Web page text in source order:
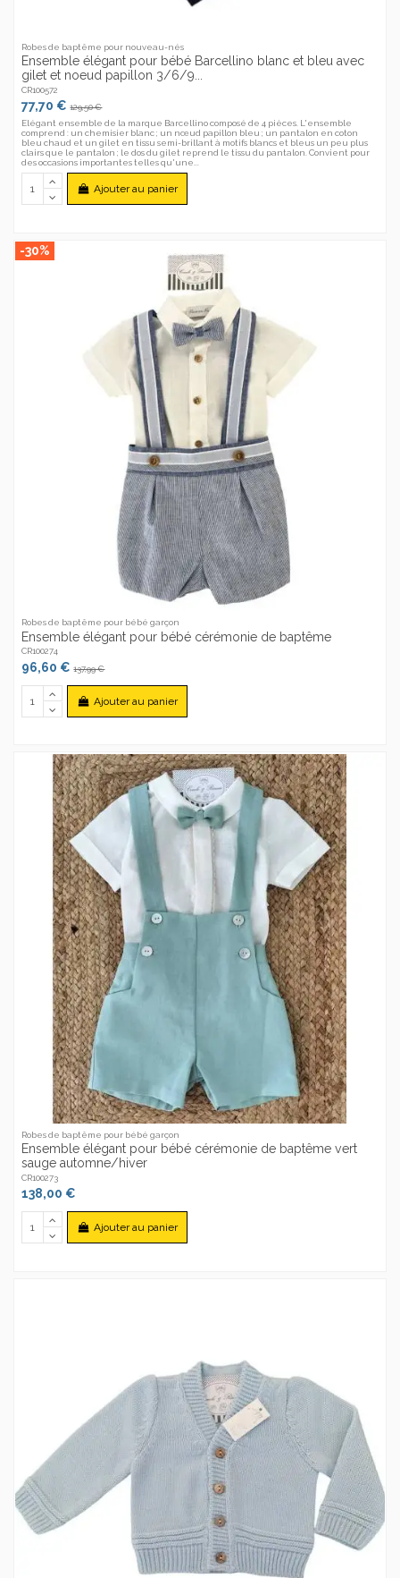
Robes de baptême pour nouveau-nés
Ensemble élégant pour bébé Barcellino blanc et bleu avec
gilet et noeud papillon 3/6/9...
CR100572
77,70 €129,50 €
Elégant ensemble de la marque Barcellino composé de 4 pièces. L'ensemble
comprend : un chemisier blanc ; un nœud papillon bleu ; un pantalon en coton
bleu chaud et un gilet en tissu semi-brillant à motifs blancs et bleus un peu plus
clairs que le pantalon ; le dos du gilet reprend le tissu du pantalon. Convient pour
des occasions importantes telles qu'une...
Ajouter au panier
-30%
Robes de baptême pour bébé garçon
Ensemble élégant pour bébé cérémonie de baptême
CR100274
96,60 €137,99 €
Ajouter au panier
Robes de baptême pour bébé garçon
Ensemble élégant pour bébé cérémonie de baptême vert
sauge automne/hiver
CR100273
138,00 €
Ajouter au panier